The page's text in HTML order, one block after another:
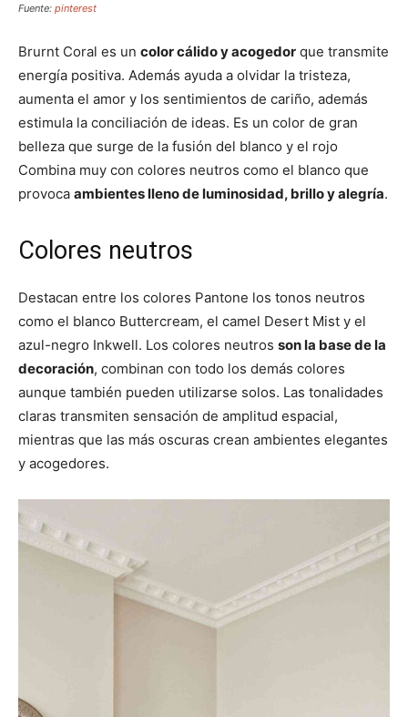
Fuente: pinterest
Brurnt Coral es un color cálido y acogedor que transmite
energía positiva. Además ayuda a olvidar la tristeza,
aumenta el amor y los sentimientos de cariño, además
estimula la conciliación de ideas. Es un color de gran
belleza que surge de la fusión del blanco y el rojo
Combina muy con colores neutros como el blanco que
provoca ambientes lleno de luminosidad, brillo y alegría.
Colores neutros
Destacan entre los colores Pantone los tonos neutros
como el blanco Buttercream, el camel Desert Mist y el
azul-negro Inkwell. Los colores neutros son la base de la
decoración, combinan con todo los demás colores
aunque también pueden utilizarse solos. Las tonalidades
claras transmiten sensación de amplitud espacial,
mientras que las más oscuras crean ambientes elegantes
y acogedores.